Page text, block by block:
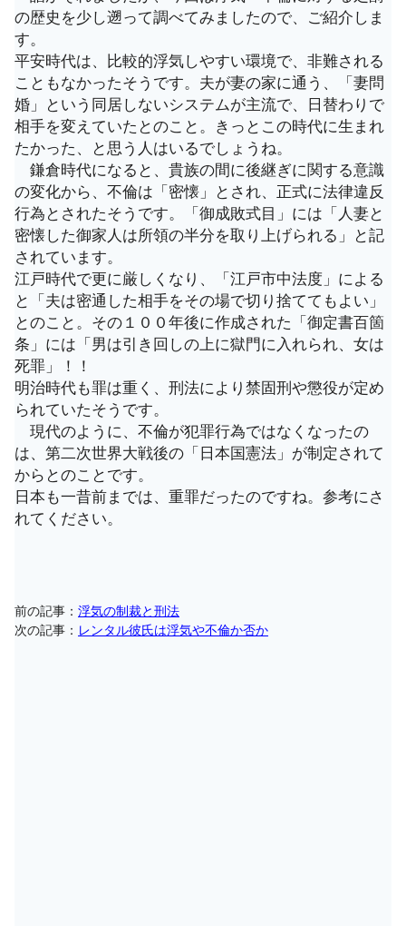
の歴史を少し遡って調べてみましたので、ご紹介しま
す。
平安時代は、比較的浮気しやすい環境で、非難される
こともなかったそうです。夫が妻の家に通う、「妻問
婚」という同居しないシステムが主流で、日替わりで
相手を変えていたとのこと。きっとこの時代に生まれ
たかった、と思う人はいるでしょうね。
鎌倉時代になると、貴族の間に後継ぎに関する意識
の変化から、不倫は「密懐」とされ、正式に法律違反
行為とされたそうです。「御成敗式目」には「人妻と
密懐した御家人は所領の半分を取り上げられる」と記
されています。
江戸時代で更に厳しくなり、「江戸市中法度」による
と「夫は密通した相手をその場で切り捨ててもよい」
とのこと。その１００年後に作成された「御定書百箇
条」には「男は引き回しの上に獄門に入れられ、女は
死罪」！！
明治時代も罪は重く、刑法により禁固刑や懲役が定め
られていたそうです。
現代のように、不倫が犯罪行為ではなくなったの
は、第二次世界大戦後の「日本国憲法」が制定されて
からとのことです。
日本も一昔前までは、重罪だったのですね。参考にさ
れてください。
前の記事： 浮気の制裁と刑法
次の記事： レンタル彼氏は浮気や不倫か否か